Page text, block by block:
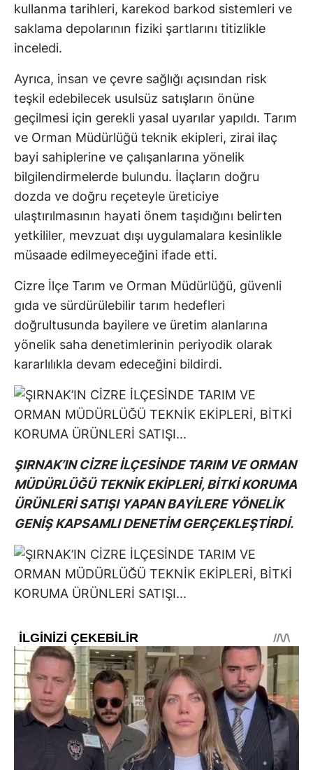
kullanma tarihleri, karekod barkod sistemleri ve
saklama depolarının fiziki şartlarını titizlikle
inceledi.
Ayrıca, insan ve çevre sağlığı açısından risk
teşkil edebilecek usulsüz satışların önüne
geçilmesi için gerekli yasal uyarılar yapıldı. Tarım
ve Orman Müdürlüğü teknik ekipleri, zirai ilaç
bayi sahiplerine ve çalışanlarına yönelik
bilgilendirmelerde bulundu. İlaçların doğru
dozda ve doğru reçeteyle üreticiye
ulaştırılmasının hayati önem taşıdığını belirten
yetkililer, mevzuat dışı uygulamalara kesinlikle
müsaade edilmeyeceğini ifade etti.
Cizre İlçe Tarım ve Orman Müdürlüğü, güvenli
gıda ve sürdürülebilir tarım hedefleri
doğrultusunda bayilere ve üretim alanlarına
yönelik saha denetimlerinin periyodik olarak
kararlılıkla devam edeceğini bildirdi.
ŞIRNAK’IN CİZRE İLÇESİNDE TARIM VE ORMAN
MÜDÜRLÜĞÜ TEKNİK EKİPLERİ, BİTKİ KORUMA
ÜRÜNLERİ SATIŞI YAPAN BAYİLERE YÖNELİK
GENİŞ KAPSAMLI DENETİM GERÇEKLEŞTİRDİ.